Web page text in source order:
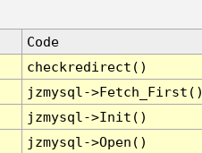
Code
checkredirect()
jzmysql-
jzmysql->Init()
jzmysql->Open()